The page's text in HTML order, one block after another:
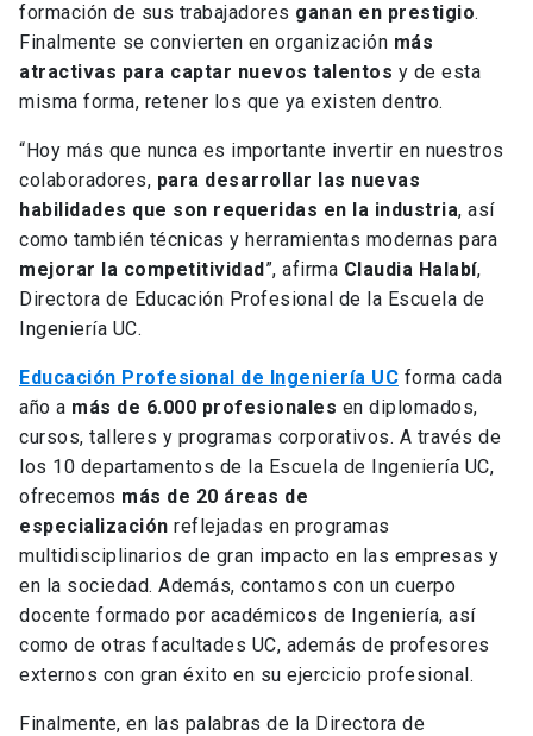
formación de sus trabajadores ganan en prestigio.
Finalmente se convierten en organización más
atractivas para captar nuevos talentos y de esta
misma forma, retener los que ya existen dentro.
“Hoy más que nunca es importante invertir en nuestros
colaboradores, para desarrollar las nuevas
habilidades que son requeridas en la industria, así
como también técnicas y herramientas modernas para
mejorar la competitividad”, afirma Claudia Halabí,
Directora de Educación Profesional de la Escuela de
Ingeniería UC.
Educación Profesional de Ingeniería UC forma cada
año a más de 6.000 profesionales en diplomados,
cursos, talleres y programas corporativos. A través de
los 10 departamentos de la Escuela de Ingeniería UC,
ofrecemos más de 20 áreas de
especialización reflejadas en programas
multidisciplinarios de gran impacto en las empresas y
en la sociedad. Además, contamos con un cuerpo
docente formado por académicos de Ingeniería, así
como de otras facultades UC, además de profesores
externos con gran éxito en su ejercicio profesional.
Finalmente, en las palabras de la Directora de